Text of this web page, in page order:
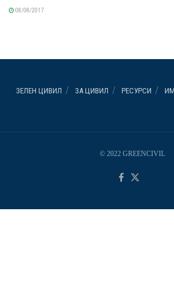
08/08/2017
ЗЕЛЕН ЦИВИЛ ЗА ЦИВИЛ РЕСУРСИ
© 2022 GREENCIVIL